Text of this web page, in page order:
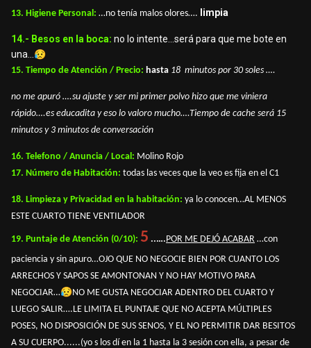
13. Higiene Personal: …no tenía malos olores…. limpia
14.- Besos en la boca: no lo intente...será para que me bote en
una...😥
15. Tiempo de Atención / Precio: hasta 18 minutos por 30 soles ….
no me apuró ….su ajuste y ser mi primer polvo hizo que me viniera
rápido….es educadita y eso lo valoro mucho….Tiempo de cache será 15
minutos y 3 minutos de conversación
16. Telefono / Anuncia / Local: Molino Rojo
17. Número de Habitación: todas las veces que la veo es fija en el C1
18. Limpieza y Privacidad en la habitación: ya lo conocen…AL MENOS
ESTE CUARTO TIENE VENTILADOR
19. Puntaje de Atención (0/10): 5 ..….POR ME DEJÓ ACABAR …con
paciencia y sin apuro…OJO QUE NO NEGOCIE BIEN POR CUANTO LOS
ARRECHOS Y SAPOS SE AMONTONAN Y NO HAY MOTIVO PARA
NEGOCIAR…😥NO ME GUSTA NEGOCIAR ADENTRO DEL CUARTO Y
LUEGO SALIR….LE LIMITA EL PUNTAJE QUE NO ACEPTA MÚLTIPLES
POSES, NO DISPOSICIÓN DE SUS SENOS, Y EL NO PERMITIR DAR BESITOS
A SU CUERPO......(yo s los dí en la 1 hasta la 3 sesión con ella, a pesar de